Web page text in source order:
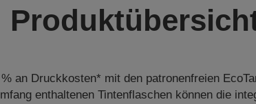
an Druckkosten* mit den patronenfreien
enthaltenen Tintenflaschen können die